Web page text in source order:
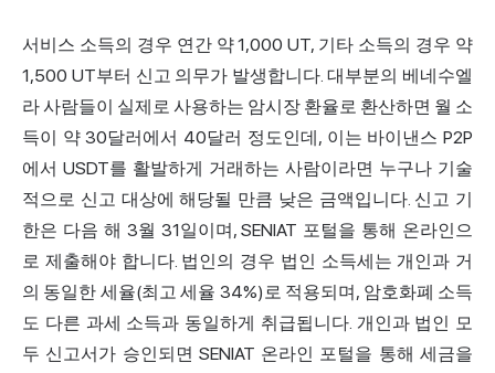
서비스 소득의 경우 연간 약 1,000 UT, 기타 소득의 경우 약
1,500 UT부터 신고 의무가 발생합니다. 대부분의 베네수엘
라 사람들이 실제로 사용하는 암시장 환율로 환산하면 월 소
득이 약 30달러에서 40달러 정도인데, 이는 바이낸스 P2P
에서 USDT를 활발하게 거래하는 사람이라면 누구나 기술
적으로 신고 대상에 해당될 만큼 낮은 금액입니다. 신고 기
한은 다음 해 3월 31일이며, SENIAT 포털을 통해 온라인으
로 제출해야 합니다. 법인의 경우 법인 소득세는 개인과 거
의 동일한 세율(최고 세율 34%)로 적용되며, 암호화폐 소득
도 다른 과세 소득과 동일하게 취급됩니다. 개인과 법인 모
두 신고서가 승인되면 SENIAT 온라인 포털을 통해 세금을